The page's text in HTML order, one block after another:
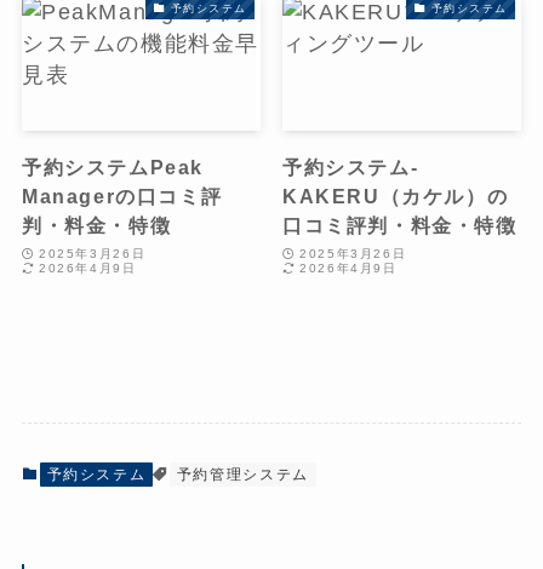
予約システム
予約システムPeak
Managerの口コミ評
判・料金・特徴
2025年3月26日
2026年4月9日
予約システム
予約システム-
KAKERU（カケル）の
口コミ評判・料金・特徴
2025年3月26日
2026年4月9日
予約システム 予約管理システム